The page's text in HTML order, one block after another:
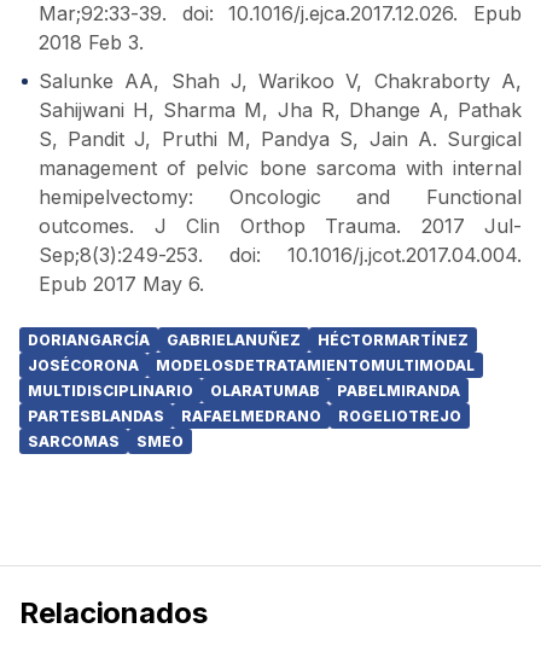
Mar;92:33-39. doi: 10.1016/j.ejca.2017.12.026. Epub
2018 Feb 3.
Salunke AA, Shah J, Warikoo V, Chakraborty A,
Sahijwani H, Sharma M, Jha R, Dhange A, Pathak
S, Pandit J, Pruthi M, Pandya S, Jain A. Surgical
management of pelvic bone sarcoma with internal
hemipelvectomy: Oncologic and Functional
outcomes. J Clin Orthop Trauma. 2017 Jul-
Sep;8(3):249-253. doi: 10.1016/j.jcot.2017.04.004.
Epub 2017 May 6.
DORIANGARCÍA GABRIELANUÑEZ
HÉCTORMARTÍNEZ
JOSÉCORONA
MODELOSDETRATAMIENTOMULTIMODAL
MULTIDISCIPLINARIO
OLARATUMAB
PABELMIRANDA
PARTESBLANDAS
RAFAELMEDRANO
ROGELIOTREJO
SARCOMAS
SMEO
Relacionados